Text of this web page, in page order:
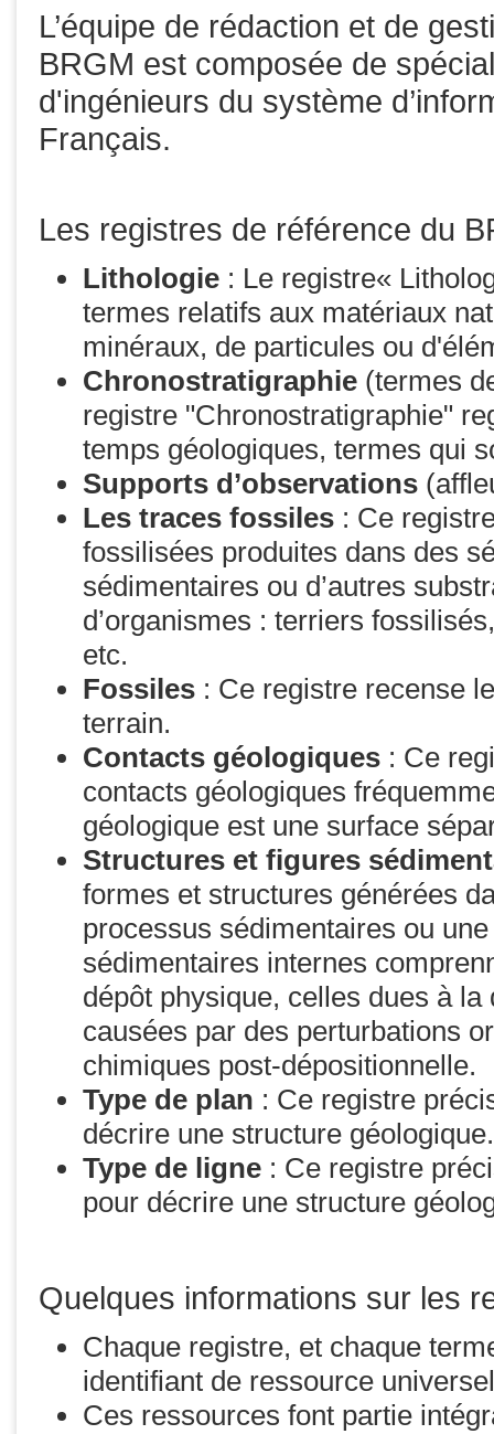
L’équipe de rédaction et de
BRGM est composée de
d'ingénieurs du système
Français.
Les registres de référence du
Lithologie : Le registre«
termes relatifs aux matériaux
minéraux, de particules ou
Chronostratigraphie (termes
registre "Chronostratigraphie"
temps géologiques, termes qui
Supports d’observations
Les traces fossiles : Ce
fossilisées produites dans des
sédimentaires ou d’autres
d’organismes : terriers
etc.
Fossiles : Ce registre recense
terrain.
Contacts géologiques : Ce
contacts géologiques
géologique est une surface
Structures et figures
formes et structures générées
processus sédimentaires ou
sédimentaires internes
dépôt physique, celles dues à
causées par des perturbations
chimiques post-dépositionnelle.
Type de plan : Ce registre
décrire une structure géologique.
Type de ligne : Ce registre
pour décrire une structure
Quelques informations sur les
Chaque registre, et chaque
identifiant de ressource
Ces ressources font partie